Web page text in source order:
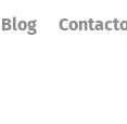
Blog